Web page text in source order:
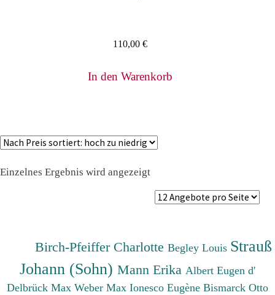
110,00 €
In den Warenkorb
Einzelnes Ergebnis wird angezeigt
Birch-Pfeiffer CharlotteBegley Louis Strauß
Johann (Sohn) Mann Erika Albert Eugen d'
Delbrück Max Weber Max Ionesco Eugène Bismarck Otto